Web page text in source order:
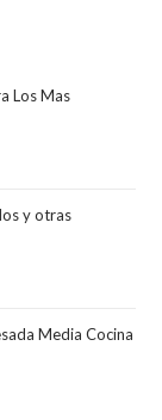
Los Mas
y otras
Media Cocina